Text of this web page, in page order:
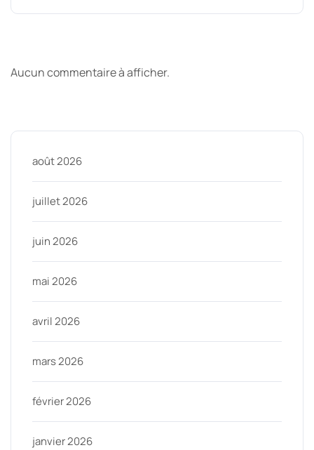
Aucun commentaire à afficher.
août 2026
juillet 2026
juin 2026
mai 2026
avril 2026
mars 2026
février 2026
janvier 2026